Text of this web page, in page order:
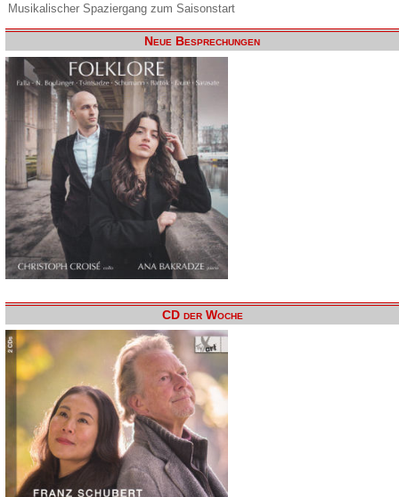
Musikalischer Spaziergang zum Saisonstart
Neue Besprechungen
CD der Woche